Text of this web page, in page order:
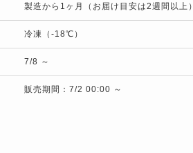
製造から1ヶ月（お届け目安は2週間以上）
冷凍（-18℃）
7/8 ～
販売期間：7/2 00:00 ～